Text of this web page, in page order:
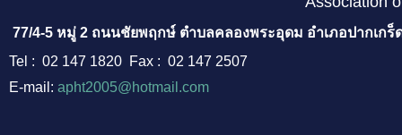
77/4-5 หมู่ 2 ถนนชัยพฤกษ์ ตำบลคลองพระอุดม อำเภอปากเกร็
Tel : 02 147 1820 Fax : 02 147 2507
E-mail: apht2005@hotmail.com